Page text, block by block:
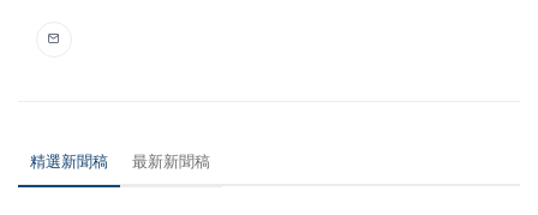
精選新聞稿 最新新聞稿